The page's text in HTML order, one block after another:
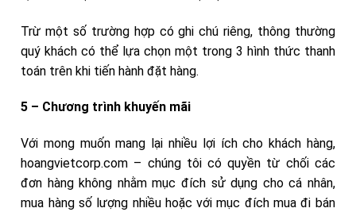
Trừ một số trường hợp có ghi chú riêng, thông thường
quý khách có thể lựa chọn một trong 3 hình thức thanh
toán trên khi tiến hành đặt hàng.
5 – Chương trình khuyến mãi
Với mong muốn mang lại nhiều lợi ích cho khách hàng,
hoangvietcorp.com – chúng tôi có quyền từ chối các
đơn hàng không nhằm mục đích sử dụng cho cá nhân,
mua hàng số lượng nhiều hoặc với mục đích mua đi bán